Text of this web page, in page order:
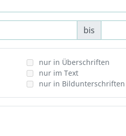
bis
nur in Überschriften
nur im Text
nur in Bildunterschriften